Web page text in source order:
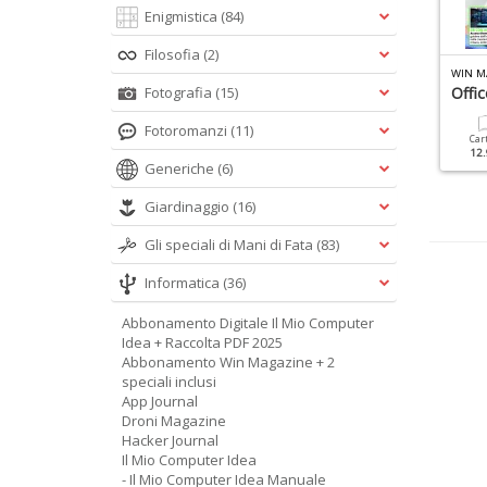
MAGAZINE MANUALE N.1
Artificiale
Digitale
4.90 €
LINUX PRO RASPBERRY N.2
Retro Gaming Con
Raspberry Pi
6.90 €
WIN
Enigmistica (84)
Filosofia (2)
Fotografia (15)
Fotoromanzi (11)
Generiche (6)
Giardinaggio (16)
Gli speciali di Mani di Fata (83)
Informatica (36)
Abbonamento Digitale Il Mio Computer
Idea + Raccolta PDF 2025
Abbonamento Win Magazine + 2
speciali inclusi
App Journal
Droni Magazine
Hacker Journal
Il Mio Computer Idea
- Il Mio Computer Idea Manuale